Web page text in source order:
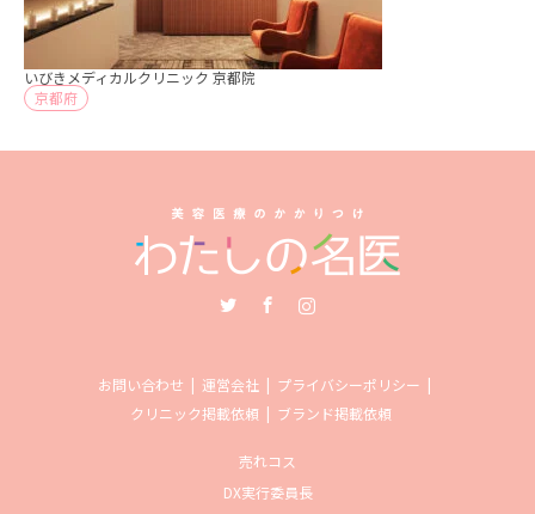
いびきメディカルクリニック 京都院
京都府
お問い合わせ 運営会社
プライバシーポリシー
クリニック掲載依頼
ブランド掲載依頼
売れコス
DX実行委員長